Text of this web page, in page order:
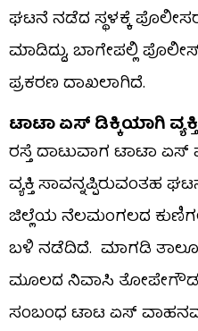
ಘಟನೆ ನಡೆದ ಸ್ಥಳಕ್ಕೆ
ಮಾಡಿದ್ದು, ಬಾಗೇಪಲ್ಲಿ
ಪ್ರಕರಣ ದಾಖಲಾಗಿದೆ.
ಟಾಟಾ ಏಸ್​ ಡಿಕ್ಕಿಯಾಗಿ
ರಸ್ತೆ ದಾಟುವಾಗ ಟಾಟಾ
ವ್ಯಕ್ತಿ ಸಾವನ್ನಪ್ಪಿರುವಂತಹ
ಜಿಲ್ಲೆಯ ನೆಲಮಂಗಲದ
ಬಳಿ ನಡೆದಿದೆ. ಮಾಗಡಿ
ಮೂಲದ ನಿವಾಸಿ ತೋಪೇಗೌಡ
ಸಂಬಂಧ ಟಾಟ ಏಸ್